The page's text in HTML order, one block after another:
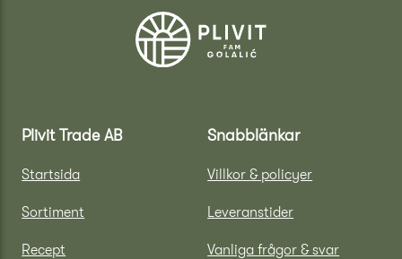
Plivit Trade AB
Startsida
Sortiment
Recept
Snabblänkar
Villkor & policyer
Leveranstider
Vanliga frågor & svar